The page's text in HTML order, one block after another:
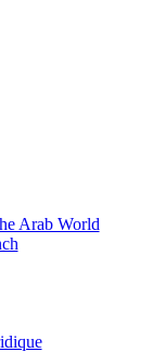
Arab World